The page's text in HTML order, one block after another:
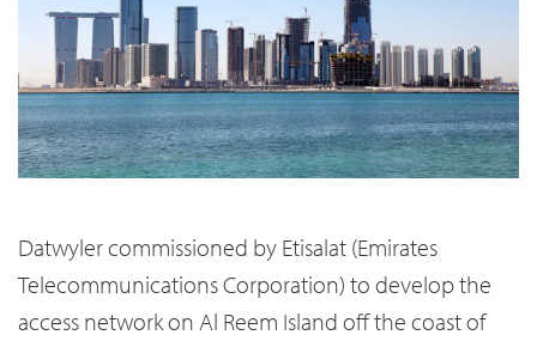
Datwyler commissioned by Etisalat (Emirates
Telecommunications Corporation) to develop the
access network on Al Reem Island off the coast of